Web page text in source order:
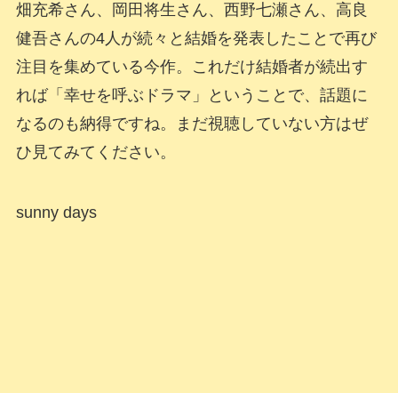
畑充希さん、岡田将生さん、西野七瀬さん、高良
健吾さんの4人が続々と結婚を発表したことで再び
注目を集めている今作。これだけ結婚者が続出す
れば「幸せを呼ぶドラマ」ということで、話題に
なるのも納得ですね。まだ視聴していない方はぜ
ひ見てみてください。
sunny days